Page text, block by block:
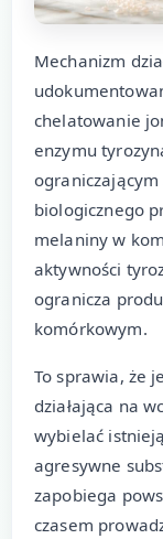
Mechanizm
chelatowanie
enzymu
biologicznego
melaniny w
aktywności
ogranicza
komórkowym.
To sprawia, że
działająca na
wybielać
agresywne
zapobiega
czasem